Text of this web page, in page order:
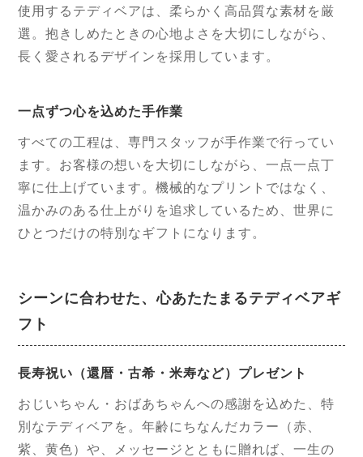
使用するテディベアは、柔らかく高品質な素材を厳
選。抱きしめたときの心地よさを大切にしながら、
長く愛されるデザインを採用しています。
一点ずつ心を込めた手作業
すべての工程は、専門スタッフが手作業で行ってい
ます。お客様の想いを大切にしながら、一点一点丁
寧に仕上げています。機械的なプリントではなく、
温かみのある仕上がりを追求しているため、世界に
ひとつだけの特別なギフトになります。
シーンに合わせた、心あたたまるテディベアギ
フト
長寿祝い（還暦・古希・米寿など）プレゼント
おじいちゃん・おばあちゃんへの感謝を込めた、特
別なテディベアを。年齢にちなんだカラー（赤、
紫、黄色）や、メッセージとともに贈れば、一生の